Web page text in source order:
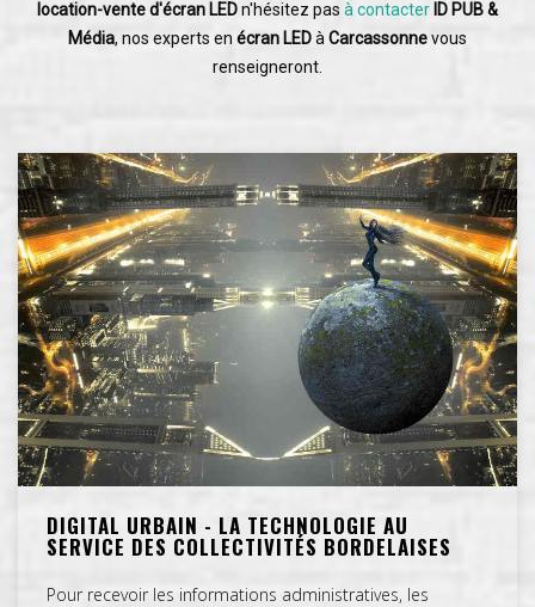
location-vente d'écran LEDn'hésitez pas à contacter ID PUB &
Média, nos experts en écran LEDà Carcassonnevous
renseigneront.
DIGITAL URBAIN - LA TECHNOLOGIE AU
SERVICE DES COLLECTIVITÉS BORDELAISES
Pour recevoir les informations administratives, les